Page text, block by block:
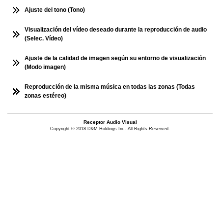
Ajuste del tono (Tono)
Visualización del vídeo deseado durante la reproducción de audio
(Selec. Vídeo)
Ajuste de la calidad de imagen según su entorno de visualización
(Modo imagen)
Reproducción de la misma música en todas las zonas (Todas
zonas estéreo)
Receptor Audio Visual
Copyright © 2018 D&M Holdings Inc. All Rights Reserved.